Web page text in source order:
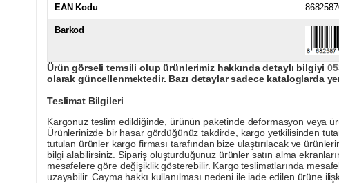
EAN Kodu
Barkod
Ürün görseli temsili olup ürünlerimiz hakkında detaylı bilgiyi
olarak güncellenmektedir. Bazı detaylar sadece kataloglarda
Teslimat Bilgileri
Kargonuz teslim edildiğinde, ürünün paketinde deformasyon veya
Ürünlerinizde bir hasar gördüğünüz takdirde, kargo yetkilisinden
tutulan ürünler kargo firması tarafından bize ulaştırılacak ve
bilgi alabilirsiniz. Sipariş oluşturduğunuz ürünler satın alma
mesafelere göre değişiklik gösterebilir. Kargo teslimatlarında
uzayabilir. Cayma hakkı kullanılması nedeni ile iade edilen ürüne